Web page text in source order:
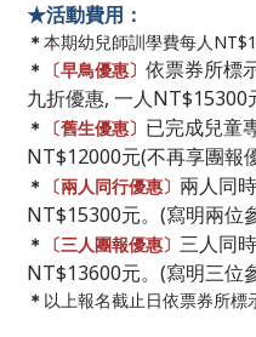
★活動費用：
＊本期幼兒師訓學費每人
＊ 〔早鳥優惠〕依票券所標
九折優惠, 一人NT$15300
＊ 〔舊生優惠〕 已完成兒童
NT$12000元(不再享團報
＊ 〔兩人同行優惠〕 兩人同
NT$15300元。(寫明兩位
＊ 〔三人團報優惠〕三人同
NT$13600元。(寫明三位
＊ 以上報名截止日依票券所標